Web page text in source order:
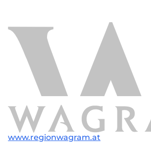
www.regionwagram.at